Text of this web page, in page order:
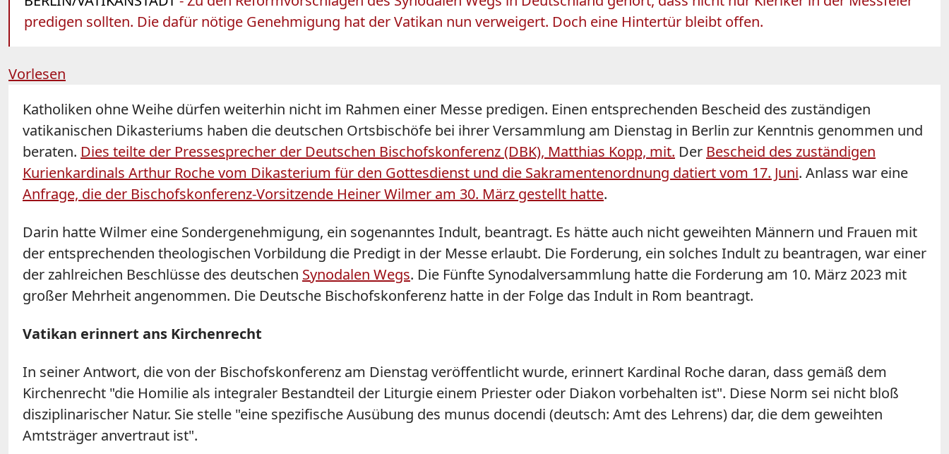
predigen sollten. Die dafür nötige Genehmigung hat der Vatikan nun verweigert. Doch eine Hintertür bleibt offen.
Vorlesen
Katholiken ohne Weihe dürfen weiterhin nicht im Rahmen einer Messe predigen. Einen entsprechenden Bescheid des zuständigen
vatikanischen Dikasteriums haben die deutschen Ortsbischöfe bei ihrer Versammlung am Dienstag in Berlin zur Kenntnis genommen und
beraten. Dies teilte der Pressesprecher der Deutschen Bischofskonferenz (DBK), Matthias Kopp, mit. Der Bescheid des zuständigen
Kurienkardinals Arthur Roche vom Dikasterium für den Gottesdienst und die Sakramentenordnung datiert vom 17. Juni. Anlass war eine
Anfrage, die der Bischofskonferenz-Vorsitzende Heiner Wilmer am 30. März gestellt hatte.
Darin hatte Wilmer eine Sondergenehmigung, ein sogenanntes Indult, beantragt. Es hätte auch nicht geweihten Männern und Frauen mit
der entsprechenden theologischen Vorbildung die Predigt in der Messe erlaubt. Die Forderung, ein solches Indult zu beantragen, war einer
der zahlreichen Beschlüsse des deutschen Synodalen Wegs. Die Fünfte Synodalversammlung hatte die Forderung am 10. März 2023 mit
großer Mehrheit angenommen. Die Deutsche Bischofskonferenz hatte in der Folge das Indult in Rom beantragt.
Vatikan erinnert ans Kirchenrecht
In seiner Antwort, die von der Bischofskonferenz am Dienstag veröffentlicht wurde, erinnert Kardinal Roche daran, dass gemäß dem
Kirchenrecht "die Homilie als integraler Bestandteil der Liturgie einem Priester oder Diakon vorbehalten ist". Diese Norm sei nicht bloß
disziplinarischer Natur. Sie stelle "eine spezifische Ausübung des munus docendi (deutsch: Amt des Lehrens) dar, die dem geweihten
Amtsträger anvertraut ist".